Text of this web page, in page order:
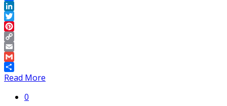
Facebook
LinkedIn
Twitter
Pinterest
Copy
Link
Email
Gmail
Share
Read More
0